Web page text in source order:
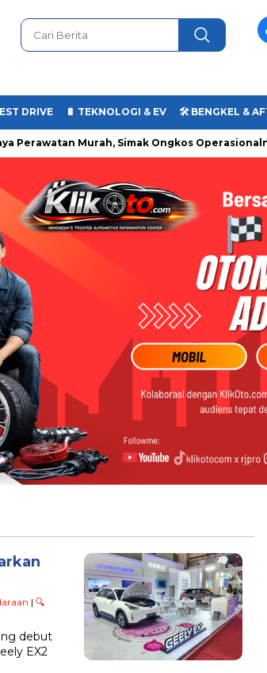
DRIVE 🔋 TEKNOLOGI & EV 🛠️ BENGKEL &
Murah, Simak Ongkos Operasionalnya
| 🔍
debut
EX2